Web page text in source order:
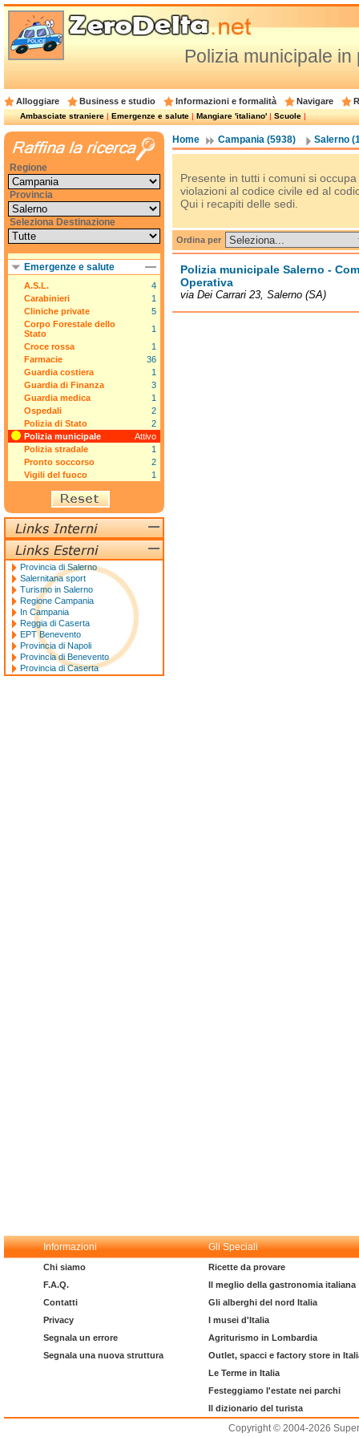
Polizia municipale
Alloggiare Business e studio Informazioni e formalità Navigare
Ambasciate straniere|Emergenze e salute|Mangiare 'italiano'|Scuole|
Home Campania (5938) Salerno
Presente in tutti i comuni si
violazioni al codice civile ed al
Qui i recapiti delle sedi.
Ordina per
Polizia municipale Salerno -
Operativa
via Dei Carrari 23, Salerno (SA)
Regione
Provincia
Seleziona Destinazione
Emergenze e salute
A.S.L.
4
Carabinieri
1
Cliniche private
5
Corpo Forestale dello
Stato
1
Croce rossa
1
Farmacie
36
Guardia costiera
1
Guardia di Finanza
3
Guardia medica
1
Ospedali
2
Polizia di Stato
2
Polizia municipale
Attivo
Polizia stradale
1
Pronto soccorso
2
Vigili del fuoco
1
Provincia di Salerno
Salernitana sport
Turismo in Salerno
Regione Campania
In Campania
Reggia di Caserta
EPT Benevento
Provincia di Napoli
Provincia di Benevento
Provincia di Caserta
Informazioni Gli Speciali
Chi siamo
F.A.Q.
Contatti
Privacy
Segnala un errore
Segnala una nuova struttura
Ricette da provare
Il meglio della gastronomia italiana
Gli alberghi del nord Italia
I musei d'Italia
Agriturismo in Lombardia
Outlet, spacci e factory store in
Le Terme in Italia
Festeggiamo l'estate nei parchi
Il dizionario del turista
Copyright © 2004-2026